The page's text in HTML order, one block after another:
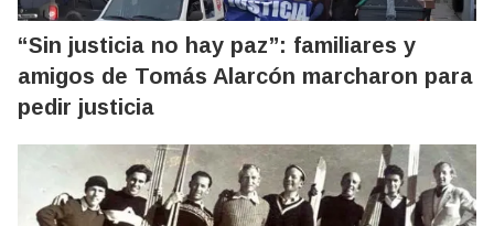
“Sin justicia no hay paz”: familiares y
amigos de Tomás Alarcón marcharon para
pedir justicia